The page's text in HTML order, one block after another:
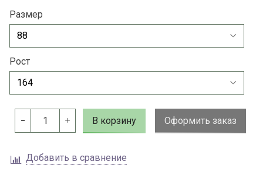
Размер
Рост
В корзину Оформить заказ
Добавить в сравнение